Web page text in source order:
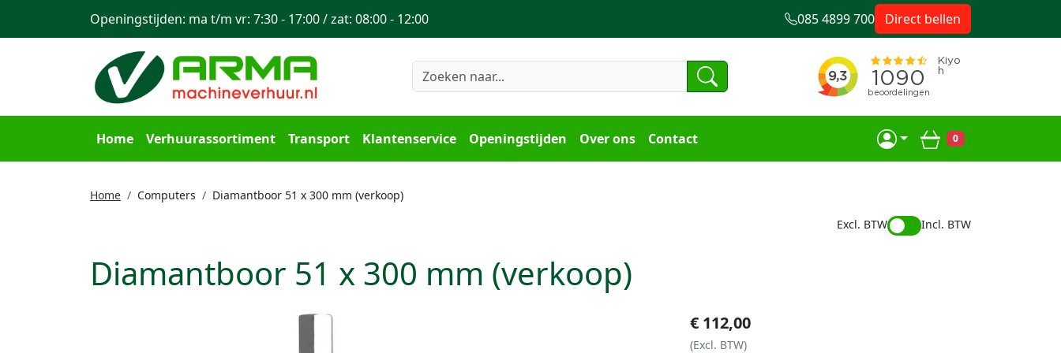
Home Verhuurassortiment Transport Klantenservice Openingstijden Over ons Contact Winkelwagen
0
Openingstijden: ma t/m vr: 7:30 - 17:00 / zat: 08:00 - 12:00 085 4899 700 Direct bellen
Home Computers
Diamantboor 51 x 300 mm (verkoop)
Excl. BTW
Incl. BTW
Diamantboor 51 x 300 mm (verkoop)
€ 112,00
(Excl. BTW)